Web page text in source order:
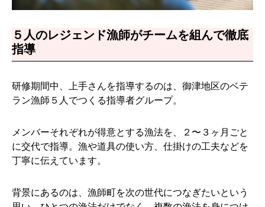
５人のレジェンド漁師がチームを組んで徹底
指導
研修期間中、上手さんを指導するのは、御津地区のベテ
ラン漁師５人でつくる指導者グループ。
メンバーそれぞれが得意とする漁法を、２〜３ヶ月ごと
に交代で指導。漁や道具の使い方、仕掛けの工夫などを
丁寧に伝えています。
背景にあるのは、漁師町を次の世代につなぎたいという